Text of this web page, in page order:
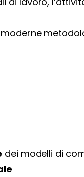
dei modelli di